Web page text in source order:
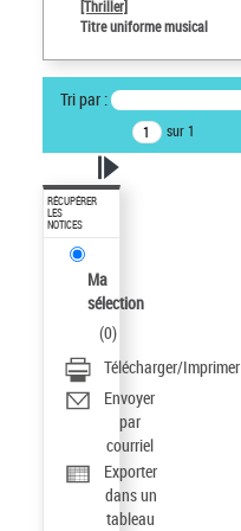
[Thriller]
Titre uniforme musical
Tri par :
sur 1
RÉCUPÉRER
LES
NOTICES
Ma
sélection
(0)
Télécharger/Imprimer
Envoyer
par
courriel
Exporter
dans un
tableau